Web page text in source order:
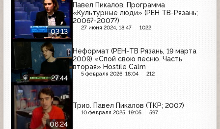
03:13
Павел Пикалов. Программа
«Культурные люди» (РЕН ТВ-Рязань;
2006?-2007?)
27 июня 2024, 18:47 1022
27:44
Неформат (РЕН-ТВ Рязань, 19 марта
2009) «Спой свою песню. Часть
вторая» Hostile Calm
5 февраля 2026, 18:04 212
06:24
Трио. Павел Пикалов (ТКР; 2007)
10 февраля 2025, 19:05 597